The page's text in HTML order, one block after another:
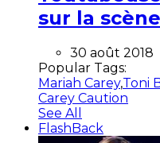
sur la
30 août 2018
Popular Tags:
Mariah Carey,Toni
Carey Caution
See All
FlashBack